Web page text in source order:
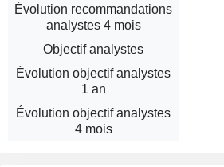
Évolution recommandations
analystes 4 mois
Objectif analystes
Évolution objectif analystes
1 an
Évolution objectif analystes
4 mois